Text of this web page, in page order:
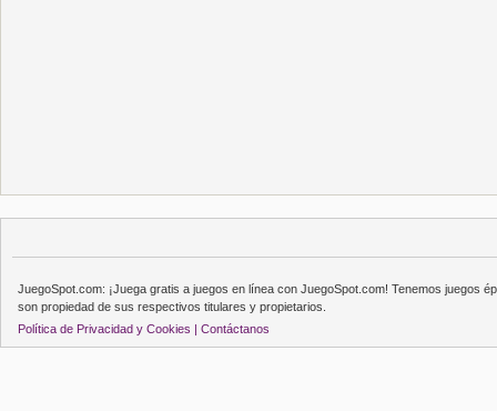
JuegoSpot.com: ¡Juega gratis a juegos en línea con JuegoSpot.com! Tenemos juegos
son propiedad de sus respectivos titulares y propietarios.
Política de Privacidad y Cookies | Contáctanos